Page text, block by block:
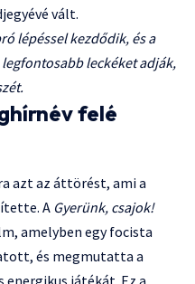
vált.
lépéssel kezdődik, és a
leckéket adják,
felé
azt az áttörést, ami a
A Gyerünk, csajok!
amelyben egy focista
és megmutatta a
játékát. Ez a